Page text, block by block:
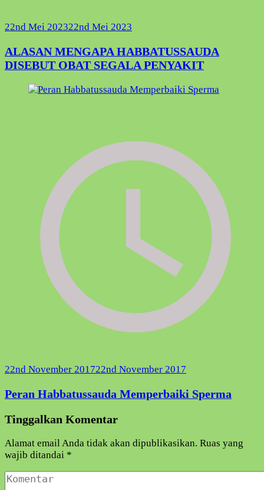
22nd Mei 202322nd Mei 2023
ALASAN MENGAPA HABBATUSSAUDA
DISEBUT OBAT SEGALA PENYAKIT
22nd November 201722nd November 2017
Peran Habbatussauda Memperbaiki Sperma
Tinggalkan Komentar
Alamat email Anda tidak akan dipublikasikan. Ruas yang
wajib ditandai *
Komentar